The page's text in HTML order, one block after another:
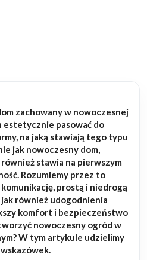
zachowany w nowoczesnej
pasować do
na jaką stawiają tego typu
jak nowoczesny dom,
stawia na pierwszym
Rozumiemy przez to
prostą i niedrogą
również udogodnienia
komfort i bezpieczeństwo
nowoczesny ogród w
W tym artykule udzielimy